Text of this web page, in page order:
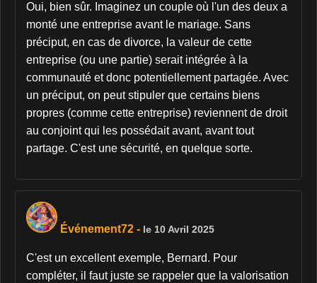
Oui, bien sûr. Imaginez un couple où l'un des deux a
monté une entreprise avant le mariage. Sans
préciput, en cas de divorce, la valeur de cette
entreprise (ou une partie) serait intégrée à la
communauté et donc potentiellement partagée. Avec
un préciput, on peut stipuler que certains biens
propres (comme cette entreprise) reviennent de droit
au conjoint qui les possédait avant, avant tout
partage. C'est une sécurité, en quelque sorte.
Événement72 - le 10 Avril 2025
C'est un excellent exemple, Bernard. Pour
compléter, il faut juste se rappeler que la valorisation